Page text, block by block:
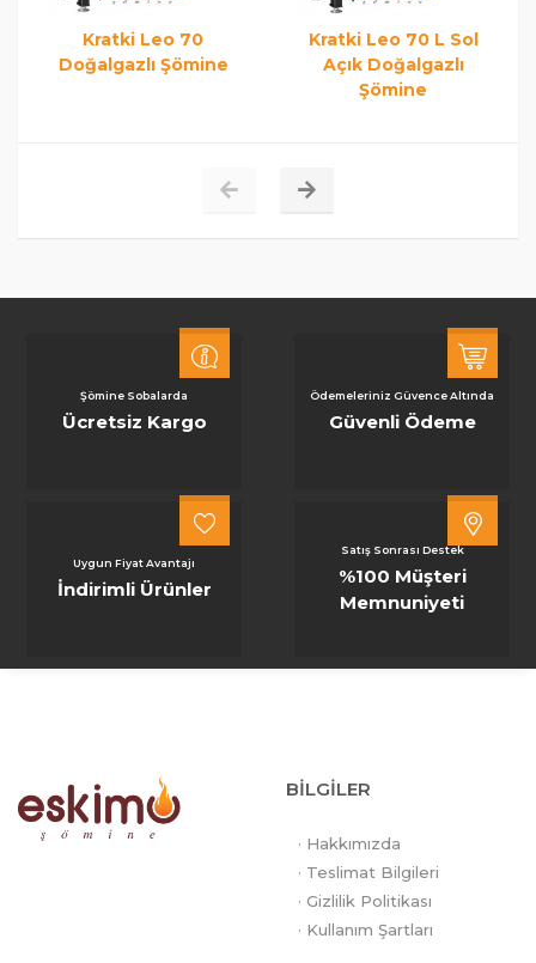
Kratki Leo 70
Doğalgazlı Şömine
Kratki Leo 70 L Sol
Açık Doğalgazlı
Şömine
Şömine Sobalarda
Ücretsiz Kargo
Ödemeleriniz Güvence Altında
Güvenli Ödeme
Uygun Fiyat Avantajı
İndirimli Ürünler
Satış Sonrası Destek
%100 Müşteri
Memnuniyeti
BİLGİLER
· Hakkımızda
· Teslimat Bilgileri
· Gizlilik Politikası
· Kullanım Şartları